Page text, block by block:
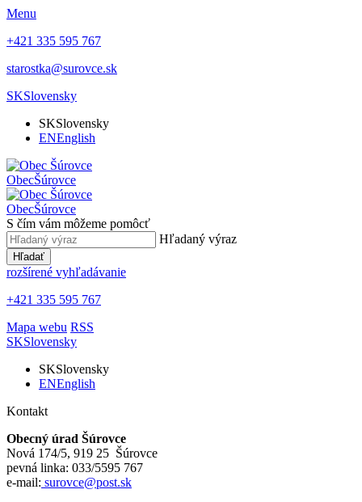
Menu
+421 335 595 767
starostka@surovce.sk
SKSlovensky
SKSlovensky
ENEnglish
ObecŠúrovce
ObecŠúrovce
S čím vám môžeme pomôcť
Hľadaný výraz
Hľadať
rozšírené vyhľadávanie
+421 335 595 767
Mapa webu RSS
SKSlovensky
SKSlovensky
ENEnglish
Kontakt
Obecný úrad Šúrovce
Nová 174/5, 919 25 Šúrovce
pevná linka: 033/5595 767
e-mail: surovce@post.sk